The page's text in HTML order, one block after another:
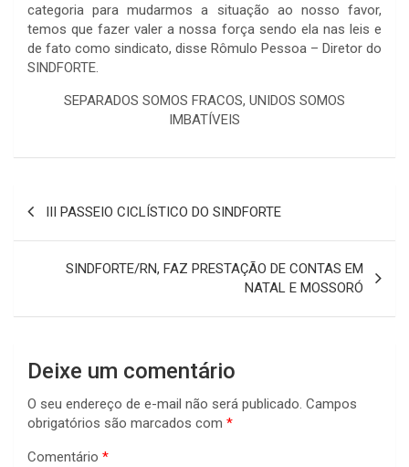
categoria para mudarmos a situação ao nosso favor,
temos que fazer valer a nossa força sendo ela nas leis e
de fato como sindicato, disse Rômulo Pessoa – Diretor do
SINDFORTE.
SEPARADOS SOMOS FRACOS, UNIDOS SOMOS
IMBATÍVEIS
III PASSEIO CICLÍSTICO DO SINDFORTE
SINDFORTE/RN, FAZ PRESTAÇÃO DE CONTAS EM
NATAL E MOSSORÓ
Deixe um comentário
O seu endereço de e-mail não será publicado. Campos
obrigatórios são marcados com *
Comentário *